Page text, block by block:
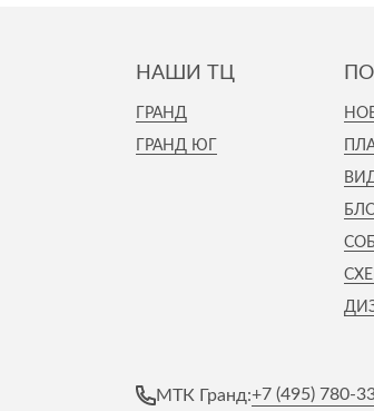
НАШИ ТЦ
ГРАНД
ГРАНД ЮГ
МТК Гранд:+7 (495) 780-